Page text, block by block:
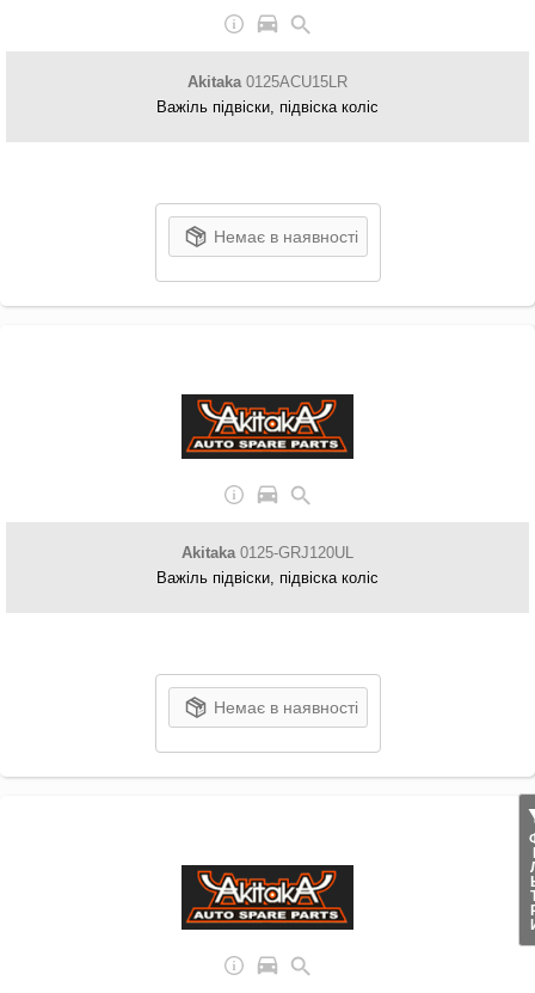
Akitaka0125ACU15LR
Важіль підвіски, підвіска коліс
Немає в наявності
Akitaka0125-GRJ120UL
Важіль підвіски, підвіска коліс
Немає в наявності